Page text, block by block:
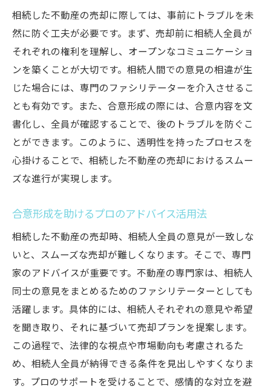
相続した不動産の売却に際しては、事前にトラブルを未
然に防ぐ工夫が必要です。まず、売却前に相続人全員が
それぞれの権利を理解し、オープンなコミュニケーショ
ンを築くことが大切です。相続人間での意見の相違が生
じた場合には、専門のファシリテーターを介入させるこ
とも有効です。また、合意形成の際には、合意内容を文
書化し、全員が確認することで、後のトラブルを防ぐこ
とができます。このように、透明性を持ったプロセスを
心掛けることで、相続した不動産の売却におけるスムー
ズな進行が実現します。
合意形成を助けるプロのアドバイス活用法
相続した不動産の売却時、相続人全員の意見が一致しな
いと、スムーズな売却が難しくなります。そこで、専門
家のアドバイスが重要です。不動産の専門家は、相続人
同士の意見をまとめるためのファシリテーターとしても
活躍します。具体的には、相続人それぞれの意見や希望
を聞き取り、それに基づいて売却プランを提案します。
この過程で、法律的な視点や市場動向も考慮されるた
め、相続人全員が納得できる条件を見出しやすくなりま
す。プロのサポートを受けることで、感情的な対立を避